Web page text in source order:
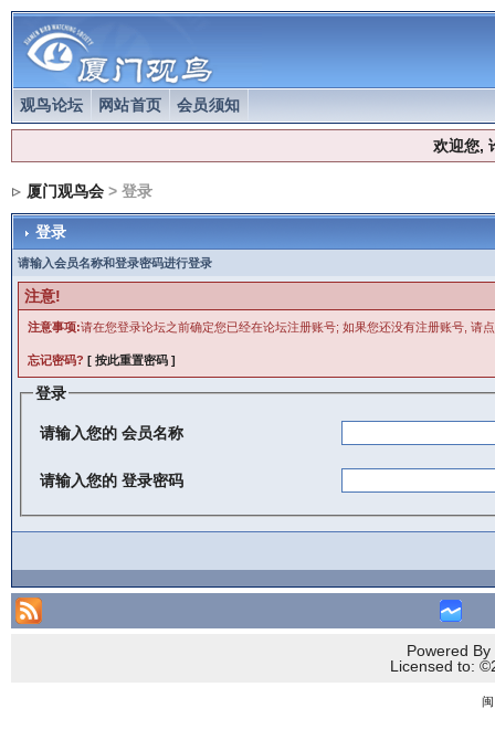
观鸟论坛 网站首页 会员须知
欢迎您,
厦门观鸟会> 登录
登录
请输入会员名称和登录密码进行登录
注意!
注意事项:请在您登录论坛之前确定您已经在论坛注册账号; 如果您还没有注册账号, 请
忘记密码? [ 按此重置密码 ]
登录
请输入您的会员名称
请输入您的登录密码
Powered
Licensed to: